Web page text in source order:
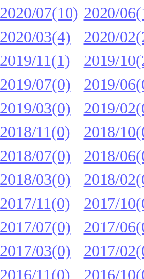
2020/07(10) 2020/
2020/03(4)
2020/
2019/11(1)
2019/
2019/07(0)
2019/
2019/03(0)
2019/
2018/11(0)
2018/
2018/07(0)
2018/
2018/03(0)
2018/
2017/11(0)
2017/
2017/07(0)
2017/
2017/03(0)
2017/
2016/11(0)
2016/